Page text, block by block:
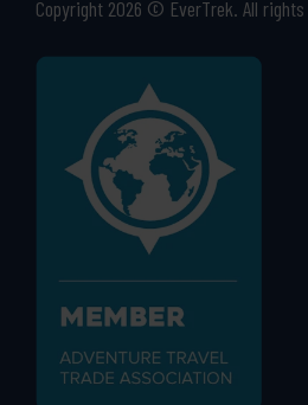
Copyright 2026 © EverTrek. All rights